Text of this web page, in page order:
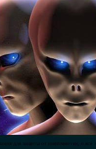
для защиты от инопланетян, и всё